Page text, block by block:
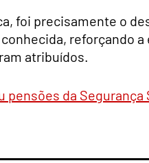
foi precisamente o
reforçando
atribuídos.
pensões da